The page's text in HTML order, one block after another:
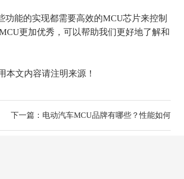
功能的实现都需要高效的MCU芯片来控制
更加优秀，可以帮助我们更好地了解和
本文内容请注明来源！
下一篇：电动汽车MCU品牌有哪些？性能如何